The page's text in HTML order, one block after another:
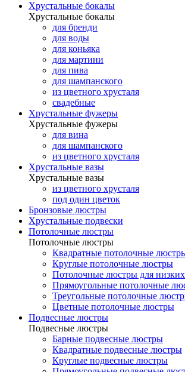
Хрустальные бокалы
Хрустальные бокалы
для бренди
для воды
для коньяка
для мартини
для пива
для шампанского
из цветного хрусталя
свадебные
Хрустальные фужеры
Хрустальные фужеры
для вина
для шампанского
из цветного хрусталя
Хрустальные вазы
Хрустальные вазы
из цветного хрусталя
под один цветок
Бронзовые люстры
Хрустальные подвески
Потолочные люстры
Потолочные люстры
Квадратные потолочные
Круглые потолочные люстры
Потолочные люстры для низких
Прямоугольные потолочные
Треугольные потолочные
Цветные потолочные люстры
Подвесные люстры
Подвесные люстры
Барные подвесные люстры
Квадратные подвесные люстры
Круглые подвесные люстры